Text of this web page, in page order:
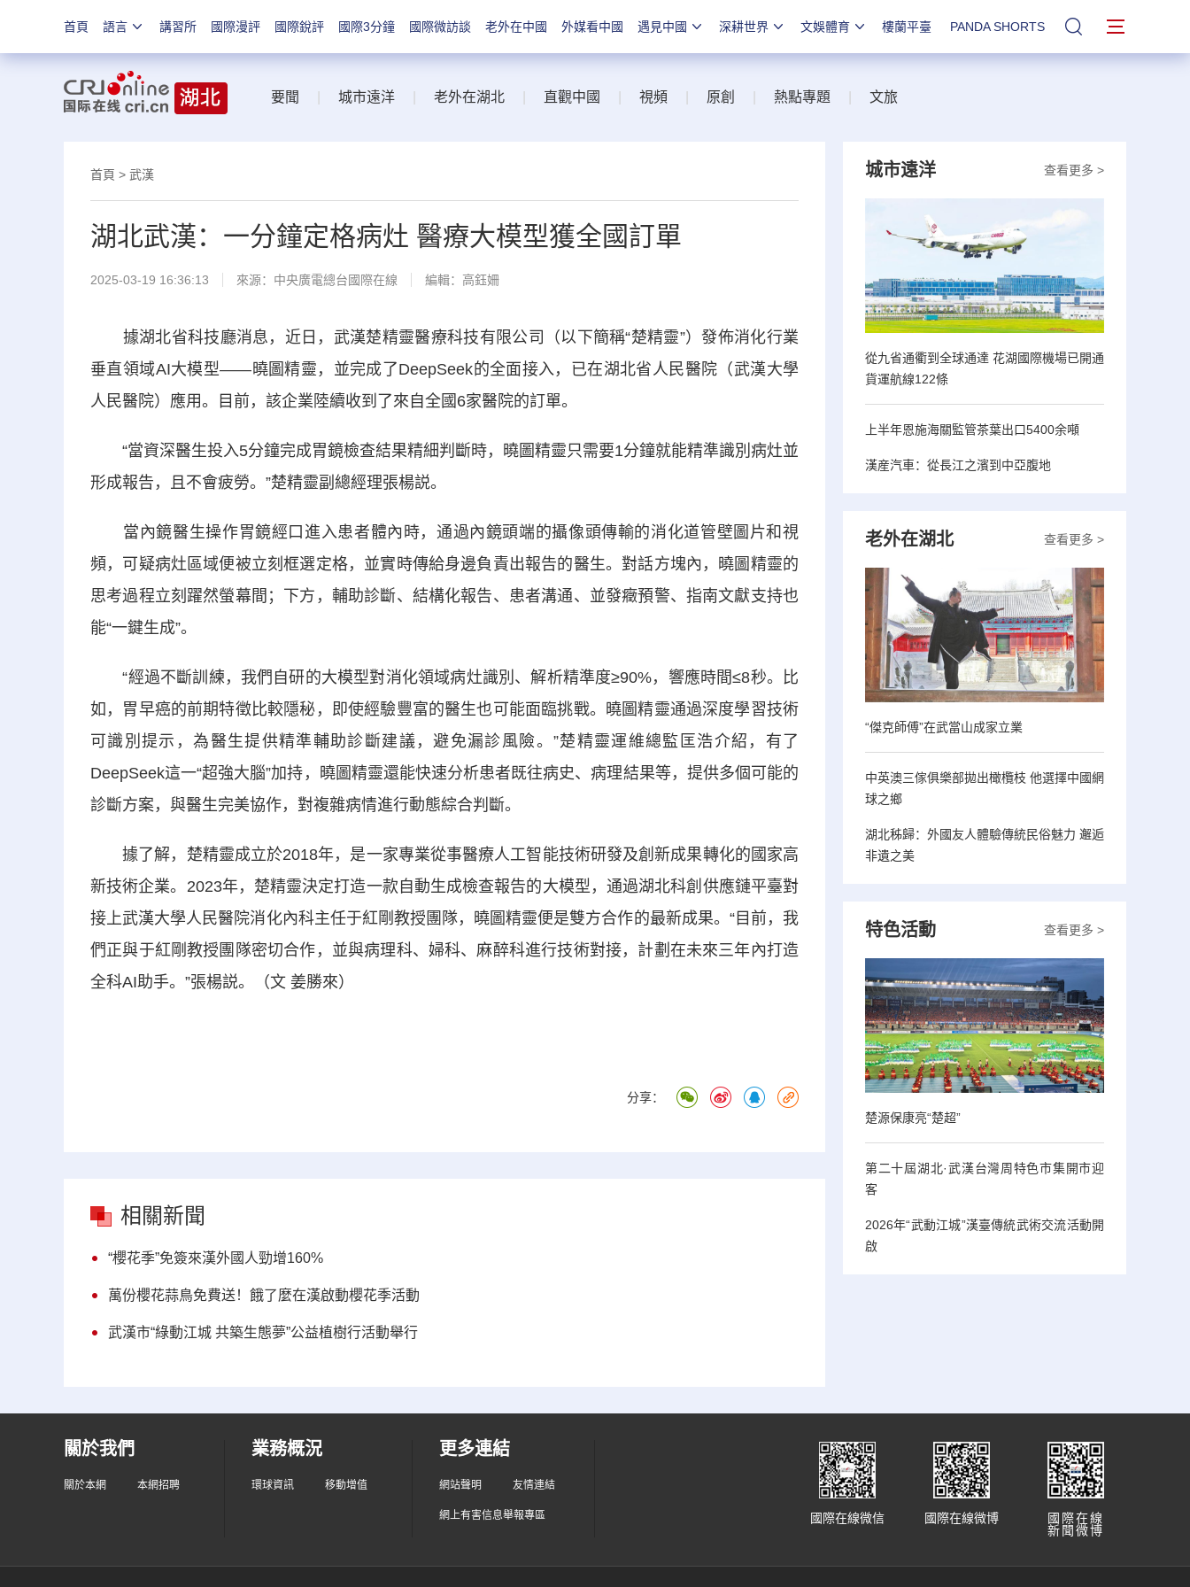
首頁 語言 講習所 國際漫評 國際銳評 國際3分鐘 國際微訪談 老外在中國 外媒看中國 遇見中國 深耕世界 文娛體育 樓蘭平臺 PANDA SHORTS 站內搜索
要聞 城市遠洋 老外在湖北 直觀中國 視頻 原創 熱點專題 文旅
首頁 > 武漢
湖北武漢：一分鐘定格病灶 醫療大模型獲全國訂單
2025-03-19 16:36:13 來源：中央廣電總台國際在線 編輯：高鈺姍
據湖北省科技廳消息，近日，武漢楚精靈醫療科技有限公司（以下簡稱“楚精靈”）發佈消化行業
垂直領域AI大模型——曉圖精靈，並完成了DeepSeek的全面接入，已在湖北省人民醫院（武漢大學
人民醫院）應用。目前，該企業陸續收到了來自全國6家醫院的訂單。
“當資深醫生投入5分鐘完成胃鏡檢查結果精細判斷時，曉圖精靈只需要1分鐘就能精準識別病灶並
形成報告，且不會疲勞。”楚精靈副總經理張楊説。
當內鏡醫生操作胃鏡經口進入患者體內時，通過內鏡頭端的攝像頭傳輸的消化道管壁圖片和視
頻，可疑病灶區域便被立刻框選定格，並實時傳給身邊負責出報告的醫生。對話方塊內，曉圖精靈的
思考過程立刻躍然螢幕間；下方，輔助診斷、結構化報告、患者溝通、並發癥預警、指南文獻支持也
能“一鍵生成”。
“經過不斷訓練，我們自研的大模型對消化領域病灶識別、解析精準度≥90%，響應時間≤8秒。比
如，胃早癌的前期特徵比較隱秘，即使經驗豐富的醫生也可能面臨挑戰。曉圖精靈通過深度學習技術
可識別提示，為醫生提供精準輔助診斷建議，避免漏診風險。”楚精靈運維總監匡浩介紹，有了
DeepSeek這一“超強大腦”加持，曉圖精靈還能快速分析患者既往病史、病理結果等，提供多個可能的
診斷方案，與醫生完美協作，對複雜病情進行動態綜合判斷。
據了解，楚精靈成立於2018年，是一家專業從事醫療人工智能技術研發及創新成果轉化的國家高
新技術企業。2023年，楚精靈決定打造一款自動生成檢查報告的大模型，通過湖北科創供應鏈平臺對
接上武漢大學人民醫院消化內科主任于紅剛教授團隊，曉圖精靈便是雙方合作的最新成果。“目前，我
們正與于紅剛教授團隊密切合作，並與病理科、婦科、麻醉科進行技術對接，計劃在未來三年內打造
全科AI助手。”張楊説。（文 姜勝來）
分享：
相關新聞
“櫻花季”免簽來漢外國人勁增160%
萬份櫻花蒜鳥免費送！餓了麼在漢啟動櫻花季活動
武漢市“綠動江城 共築生態夢”公益植樹行活動舉行
查看更多 >
城市遠洋
從九省通衢到全球通達 花湖國際機場已開通
貨運航線122條
上半年恩施海關監管茶葉出口5400余噸
漢産汽車：從長江之濱到中亞腹地
查看更多 >
老外在湖北
“傑克師傅”在武當山成家立業
中英澳三傢俱樂部拋出橄欖枝 他選擇中國網
球之鄉
湖北秭歸：外國友人體驗傳統民俗魅力 邂逅
非遺之美
查看更多 >
特色活動
楚源保康亮“楚超”
第二十屆湖北·武漢台灣周特色市集開市迎
客
2026年“武動江城”漢臺傳統武術交流活動開
啟
關於我們
關於本網 本網招聘
業務概況
環球資訊 移動增值
更多連結
網站聲明 友情連結
網上有害信息舉報專區
國際在線
新聞微博
國際在線微博
國際在線微信